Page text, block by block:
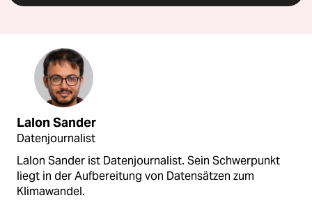
Lalon Sander
Datenjournalist
Lalon Sander ist Datenjournalist. Sein Schwerpunkt
liegt in der Aufbereitung von Datensätzen zum
Klimawandel.